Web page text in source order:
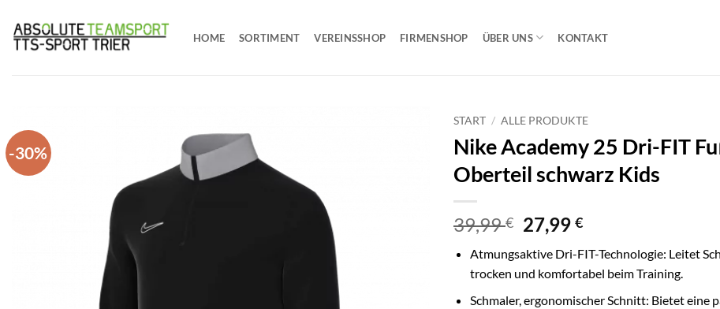
Inhalt
springen
HOME SORTIMENT VEREINSSHOP FIRMENSHOP ÜBER UNS KONTAKT
-30%
START / ALLE PRODUKTE
Nike Academy 25 Dri-FIT
Oberteil schwarz Kids
39,99€ Ursprünglicher
Preis
war:
39,99 €
27,99€Aktueller
ist:
27,99 €.
Atmungsaktive Dri-FIT-Technologie: Leitet
trocken und komfortabel beim Training.
Schmaler, ergonomischer Schnitt: Bietet eine